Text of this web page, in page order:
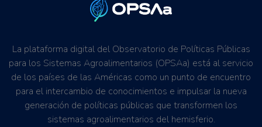
La plataforma digital del Observatorio de Políticas Públicas
para los Sistemas Agroalimentarios (OPSAa) está al servicio
de los países de las Américas como un punto de encuentro
para el intercambio de conocimientos e impulsar la nueva
generación de políticas públicas que transformen los
sistemas agroalimentarios del hemisferio.